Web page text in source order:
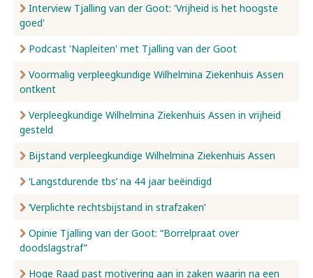
Interview Tjalling van der Goot: 'Vrijheid is het hoogste
goed'
Podcast 'Napleiten' met Tjalling van der Goot
Voormalig verpleegkundige Wilhelmina Ziekenhuis Assen
ontkent
Verpleegkundige Wilhelmina Ziekenhuis Assen in vrijheid
gesteld
Bijstand verpleegkundige Wilhelmina Ziekenhuis Assen
‘Langstdurende tbs’ na 44 jaar beëindigd
‘Verplichte rechtsbijstand in strafzaken’
Opinie Tjalling van der Goot: “Borrelpraat over
doodslagstraf”
Hoge Raad past motivering aan in zaken waarin na een